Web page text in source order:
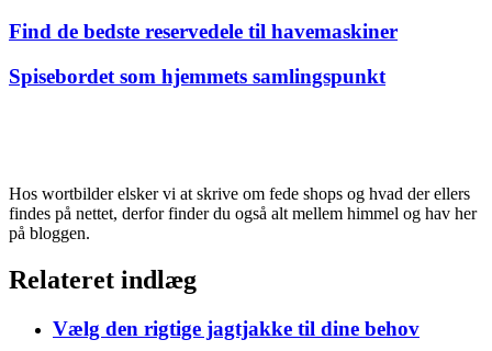
Find de bedste reservedele til havemaskiner
Spisebordet som hjemmets samlingspunkt
Hos wortbilder elsker vi at skrive om fede shops og hvad der ellers
findes på nettet, derfor finder du også alt mellem himmel og hav her
på bloggen.
Relateret indlæg
Vælg den rigtige jagtjakke til dine behov